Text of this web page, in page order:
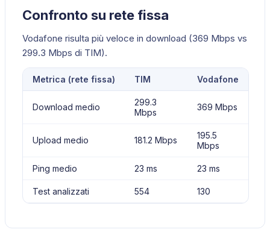
Confronto su rete fissa
Vodafone risulta più veloce in download (369 Mbps vs
299.3 Mbps di TIM).
Metrica (rete fissa) TIM Vodafone
Download medio
299.3
Mbps
369 Mbps
Upload medio 181.2 Mbps
195.5
Mbps
Ping medio 23 ms 23 ms
Test analizzati 554 130